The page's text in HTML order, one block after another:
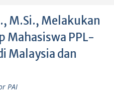
M.Si., Melakukan
Mahasiswa PPL-
Malaysia dan
PAI